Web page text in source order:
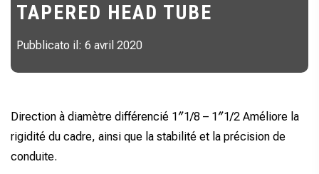
TAPERED HEAD TUBE
Pubblicato il: 6 avril 2020
Direction à diamètre différencié 1″1/8 – 1″1/2 Améliore la
rigidité du cadre, ainsi que la stabilité et la précision de
conduite.